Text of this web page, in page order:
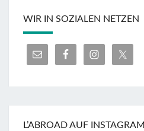
WIR IN SOZIALEN NETZEN
L’ABROAD AUF INSTAGRAM